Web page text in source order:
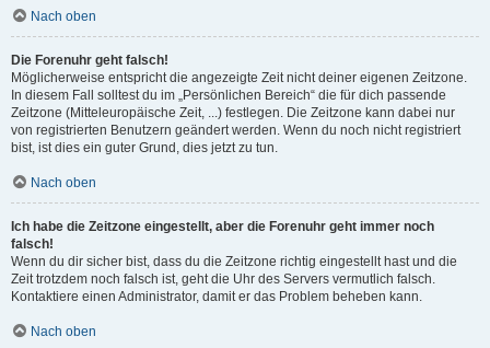
Nach oben
Die Forenuhr geht falsch!
Möglicherweise entspricht die angezeigte Zeit nicht deiner eigenen Zeitzone.
In diesem Fall solltest du im „Persönlichen Bereich“ die für dich passende
Zeitzone (Mitteleuropäische Zeit, ...) festlegen. Die Zeitzone kann dabei nur
von registrierten Benutzern geändert werden. Wenn du noch nicht registriert
bist, ist dies ein guter Grund, dies jetzt zu tun.
Nach oben
Ich habe die Zeitzone eingestellt, aber die Forenuhr geht immer noch
falsch!
Wenn du dir sicher bist, dass du die Zeitzone richtig eingestellt hast und die
Zeit trotzdem noch falsch ist, geht die Uhr des Servers vermutlich falsch.
Kontaktiere einen Administrator, damit er das Problem beheben kann.
Nach oben